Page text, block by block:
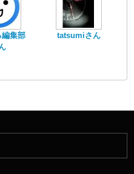
編集部
tatsumiさん